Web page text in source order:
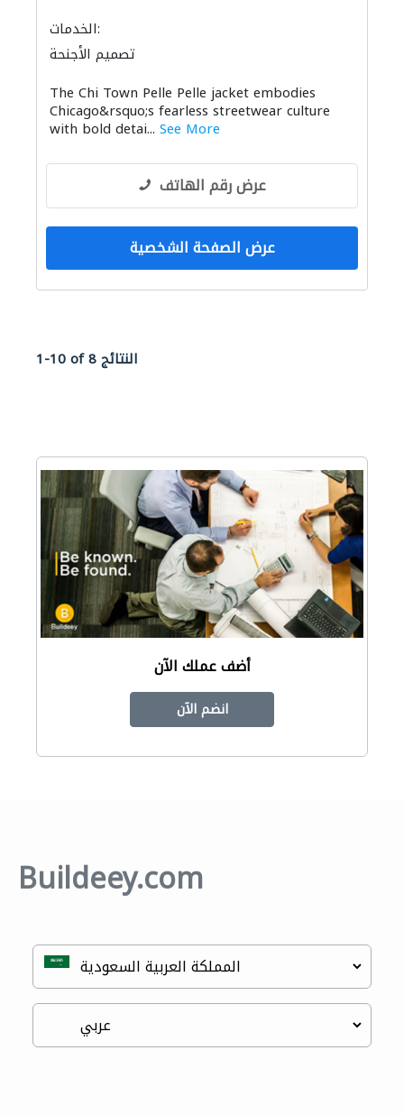
الخدمات:
تصميم الأجنحة
The Chi Town Pelle Pelle jacket embodies
Chicago&rsquo;s fearless streetwear culture
with bold detai... See More
عرض رقم الهاتف
عرض الصفحة الشخصية
1-10 of 8 النتائج
أضف عملك الآن
انضم الآن
Buildeey.com